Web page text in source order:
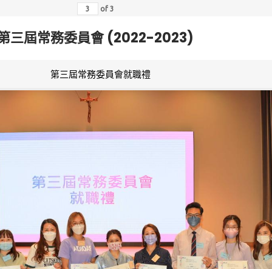
of 3
三屆常務委員會 (2022-2023)
第三屆常務委員會就職禮